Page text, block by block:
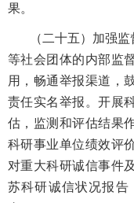
果。
（二十五）加强
等社会团体的内部监
用，畅通举报渠道，
责任实名举报。开展
估，监测和评估结果
科研事业单位绩效评
对重大科研诚信事件
苏科研诚信状况报告